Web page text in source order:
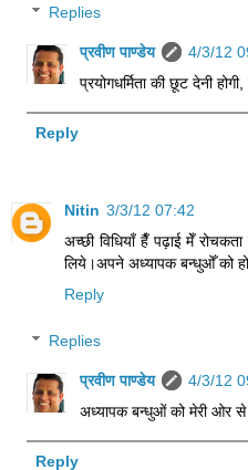
Replies
प्रवीण पाण्डेय
4/3/12
प्रयोगधर्मिता की छूट देनी
Reply
Nitin 3/3/12 07:42
अच्छी विधियाँ हैँ पढ़ाई मेँ
लिये।अपने अध्यापक बन्धुओँ को
Reply
Replies
प्रवीण पाण्डेय
4/3/12
अध्यापक बन्धुओं को मेरी ओर से
Reply